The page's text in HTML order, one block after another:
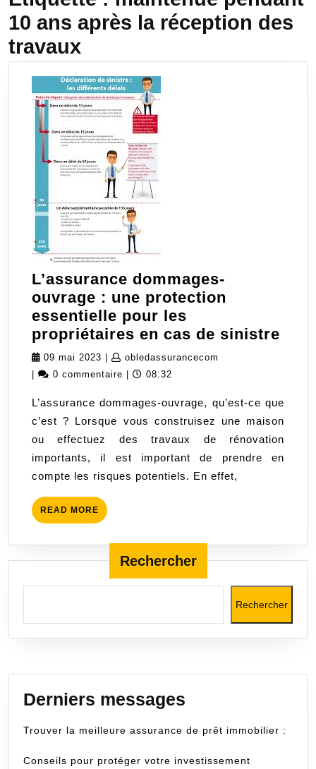
10 ans après la réception des
travaux
L’assurance dommages-
ouvrage : une protection
essentielle pour les
propriétaires en cas de sinistre
une
pour
09 mai 2023 09
mai
obledassurancecom
0 commentaire 08:32
L’assurance dommages-ouvrage, qu’est-ce que
c’est ? Lorsque vous construisez une maison
ou effectuez des travaux de rénovation
importants, il est important de prendre en
compte les risques potentiels. En effet,
READ MORE READ
MORE
Rechercher
Rechercher
Derniers messages
Trouver la meilleure assurance de prêt immobilier :
Conseils pour protéger votre investissement